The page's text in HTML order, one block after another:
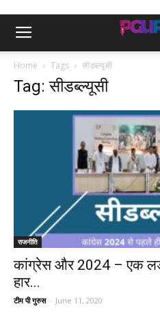
Home Tags सीडब्ल्यूसी
Tag: सीडब्ल्यूसी
राजनीति
कांग्रेस और 2024 – एक
हार...
टीम पी गुरुस - June 11, 2020